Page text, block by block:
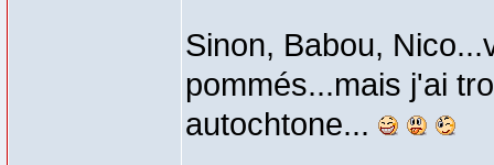
Sinon, Babou,
pommés...mais j'ai
autochtone...